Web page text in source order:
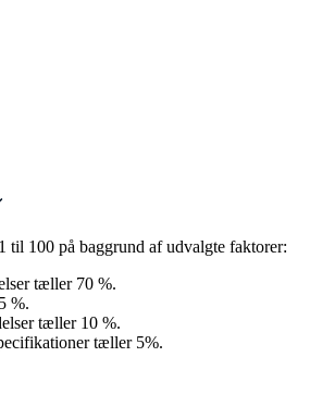
til 100 på baggrund af udvalgte faktorer:
tæller 70 %.
%.
tæller 10 %.
tæller 5%.